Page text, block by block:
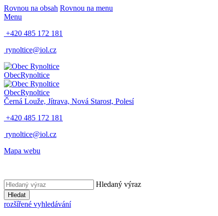
Rovnou na obsah Rovnou na menu
Menu
+420 485 172 181
rynoltice@iol.cz
ObecRynoltice
ObecRynoltice
Černá Louže, Jítrava, Nová Starost, Polesí
+420 485 172 181
rynoltice@iol.cz
Mapa webu
Hledaný výraz
Hledat
rozšířené vyhledávání